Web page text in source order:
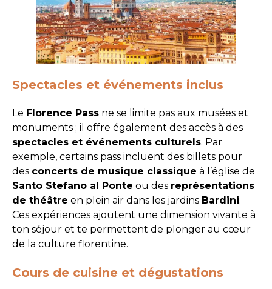
Spectacles et événements inclus
Le Florence Pass ne se limite pas aux musées et
monuments ; il offre également des accès à des
spectacles et événements culturels. Par
exemple, certains pass incluent des billets pour
des concerts de musique classique à l’église de
Santo Stefano al Ponte ou des représentations
de théâtre en plein air dans les jardins Bardini.
Ces expériences ajoutent une dimension vivante à
ton séjour et te permettent de plonger au cœur
de la culture florentine.
Cours de cuisine et dégustations